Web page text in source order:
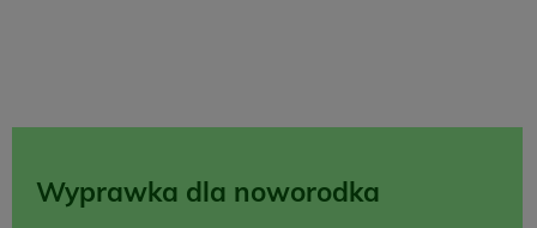
Wyprawka dla noworodka